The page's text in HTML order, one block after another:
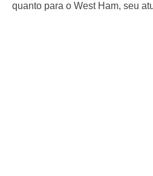
quanto para o West Ham, seu